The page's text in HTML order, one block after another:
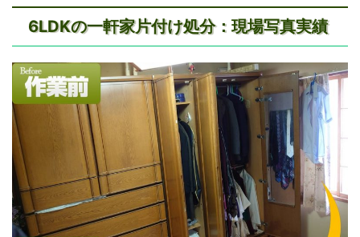
6LDKの一軒家片付け処分：現場写真実績